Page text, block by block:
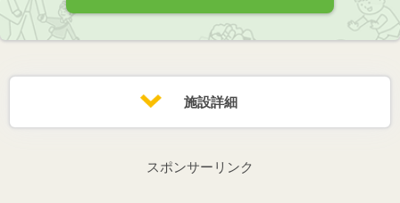
施設詳細
スポンサーリンク